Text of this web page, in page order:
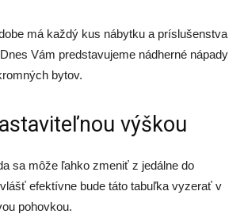
má každý kus nábytku a príslušenstva
Vám predstavujeme nádherné nápady
bytov.
výškou
sa môže ľahko zmeniť z jedálne do
efektívne bude táto tabuľka vyzerať v
pohovkou.